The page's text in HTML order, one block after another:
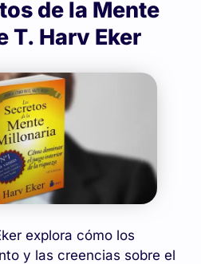
de la Mente
T. Harv Eker
explora cómo los
y las creencias sobre el